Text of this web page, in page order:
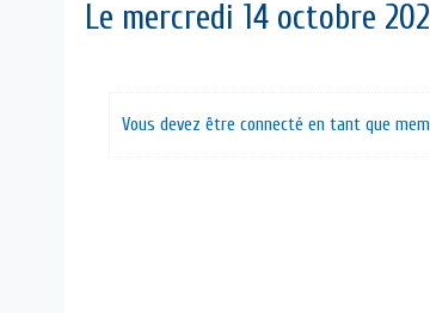
Le mercredi 14 octobre
Vous devez être connecté en tant que